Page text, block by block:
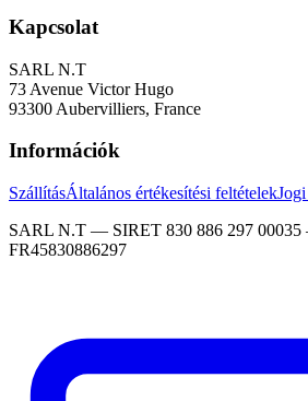
Kapcsolat
SARL N.T
73 Avenue Victor Hugo
93300 Aubervilliers, France
Információk
SzállításÁltalános értékesítési feltételek
SARL N.T — SIRET 830 886 297
FR45830886297